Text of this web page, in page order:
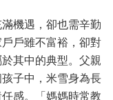
機遇，卻也需辛勤
戶雖不富裕，卻對
其中的典型。父親
子中，米雪身為長
感。「媽媽時常教